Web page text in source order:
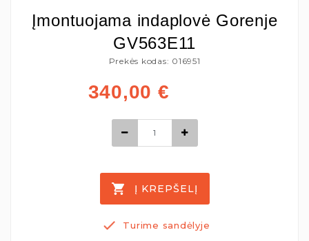
Įmontuojama indaplovė Gorenje
GV563E11
Prekės kodas: 016951
340,00 €
Į KREPŠELĮ
Turime sandėlyje